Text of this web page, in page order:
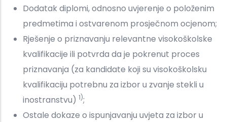
Dodatak diplomi, odnosno uvjerenje o položenim
predmetima i ostvarenom prosječnom ocjenom;
Rješenje o priznavanju relevantne visokoškolske
kvalifikacije ili potvrda da je pokrenut proces
priznavanja (za kandidate koji su visokoškolsku
kvalifikaciju potrebnu za izbor u zvanje stekli u
inostranstvu) 1);
Ostale dokaze o ispunjavanju uvjeta za izbor u